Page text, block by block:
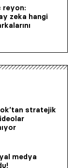
reyon:
zeka hangi
stratejik
medya